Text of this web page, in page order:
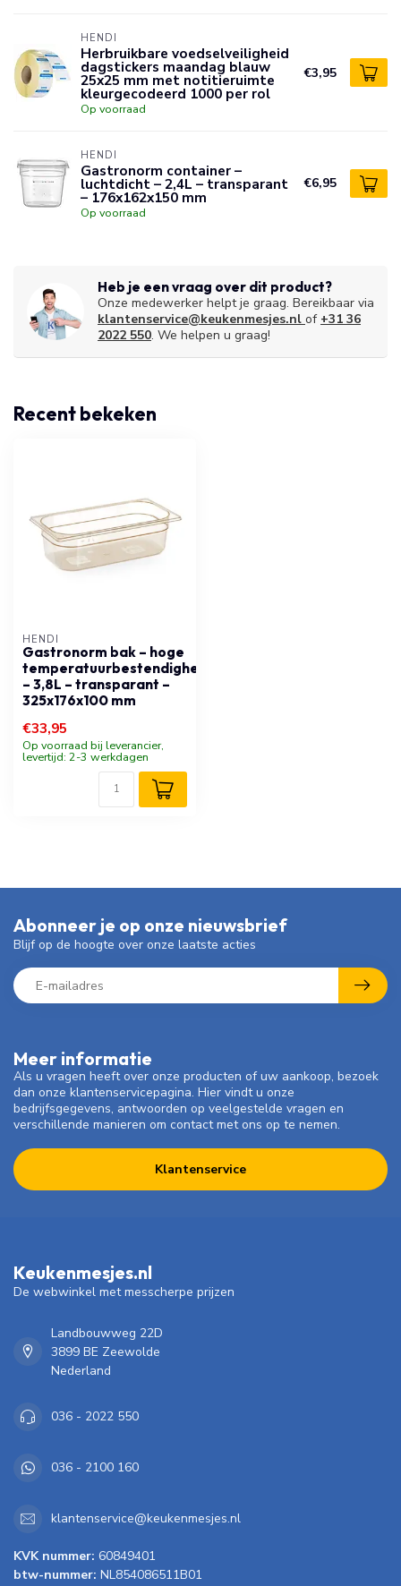
HENDI
Herbruikbare voedselveiligheid
dagstickers maandag blauw
25x25 mm met notitieruimte
kleurgecodeerd 1000 per rol
Op voorraad
€3,95
HENDI
Gastronorm container –
luchtdicht – 2,4L – transparant
– 176x162x150 mm
Op voorraad
€6,95
Heb je een vraag over dit product?
Onze medewerker helpt je graag. Bereikbaar via
klantenservice@keukenmesjes.nl of +31 36
2022 550. We helpen u graag!
Recent bekeken
HENDI
Gastronorm bak – hoge
temperatuurbestendigheid
– 3,8L – transparant –
325x176x100 mm
€33,95
Op voorraad bij leverancier,
levertijd: 2-3 werkdagen
Meer informatie
Als u vragen heeft over onze producten of uw aankoop, bezoek
dan onze klantenservicepagina. Hier vindt u onze
bedrijfsgegevens, antwoorden op veelgestelde vragen en
verschillende manieren om contact met ons op te nemen.
Klantenservice
Abonneer je op onze nieuwsbrief
Blijf op de hoogte over onze laatste acties
Keukenmesjes.nl
De webwinkel met messcherpe prijzen
Landbouwweg 22D
3899 BE Zeewolde
Nederland
036 - 2022 550
036 - 2100 160
klantenservice@keukenmesjes.nl
KVK nummer: 60849401
btw-nummer: NL854086511B01